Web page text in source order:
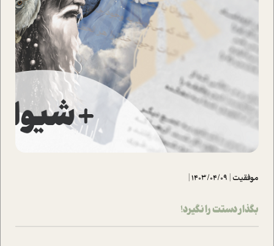
موفقیت|
1403/04/09
|
بگذار دستت را نگیرد!